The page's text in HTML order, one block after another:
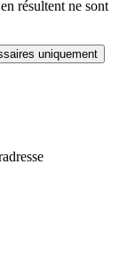
résultent ne sont
uniquement